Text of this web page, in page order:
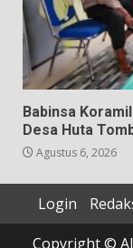
Babinsa
Desa Huta
Agustus 6, 2026
Login
Copyright ©